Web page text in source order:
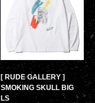
[ RUDE GALLERY ]
SMOKING SKULL BIG
LS